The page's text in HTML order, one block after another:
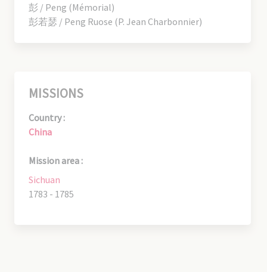
彭 / Peng (Mémorial)
彭若瑟 / Peng Ruose (P. Jean Charbonnier)
MISSIONS
Country :
China
Mission area :
Sichuan
1783 - 1785